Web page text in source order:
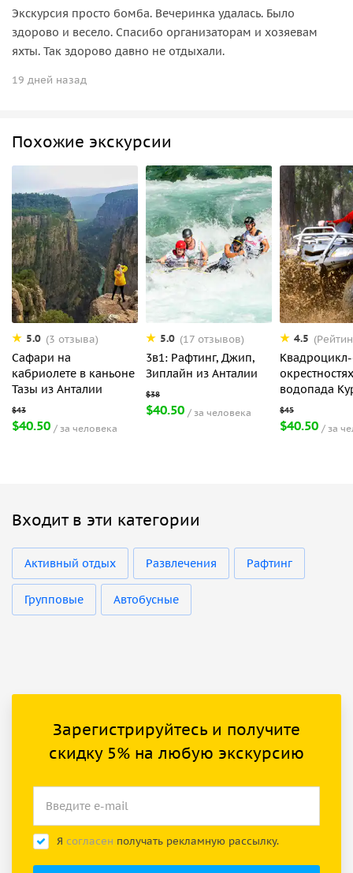
Экскурсия просто бомба. Вечеринка удалась. Было
здорово и весело. Спасибо организаторам и хозяевам
яхты. Так здорово давно не отдыхали.
19 дней назад
Похожие экскурсии
5.0 (3 отзыва)
Сафари на
кабриолете в каньоне
Тазы из Анталии
$40.50 за человека
5.0 (17 отзывов)
3в1: Рафтинг, Джип,
Зиплайн из Анталии
$40.50 за человека
4.5
окрестностях
водопада
$40.50 за
Входит в эти категории
Активный отдых Развлечения Рафтинг
Групповые Автобусные
Зарегистрируйтесь и получите
скидку 5% на любую экскурсию
Я согласен получать рекламную рассылку.